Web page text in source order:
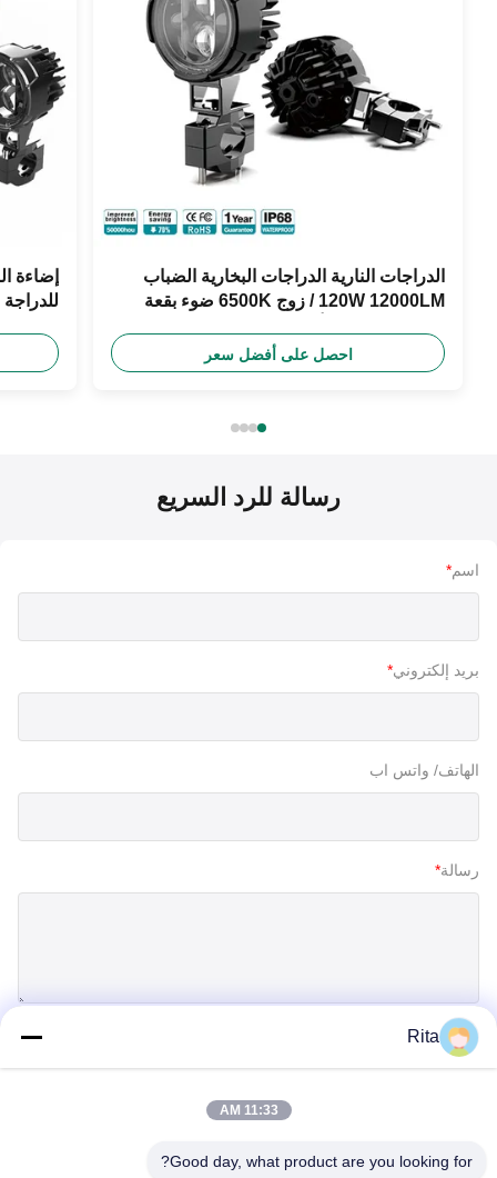
الدراجات النارية الدراجات البخارية الضباب
120W 12000LM / زوج 6500K ضوء بقعة
احصل على أفضل سعر
رسالة للرد السريع
اسم*
بريد إلكتروني*
الهاتف/ واتس اب
رسالة*
Rita
11:33 AM
Good day, what product are you looking for?